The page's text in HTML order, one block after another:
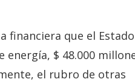
financiera que el Estado
$ 48.000
el rubro de otras